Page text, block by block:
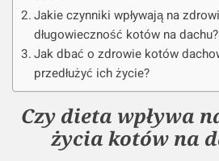
Jakie czynniki wpływają na
długowieczność kotów na dachu?
Jak dbać o zdrowie kotów
przedłużyć ich życie?
Czy dieta wpływa
życia kotów na